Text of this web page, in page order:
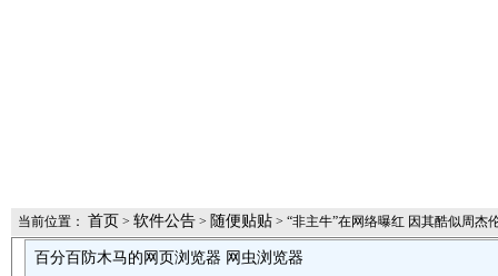
当前位置： 首页 > 软件公告 > 随便贴贴 > “非主牛”在网络曝红 因其酷似周杰
百分百防木马的网页浏览器 网虫浏览器